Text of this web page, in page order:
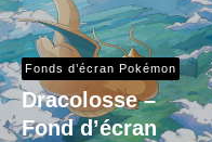
Fonds d’écran Pokémon
Dracolosse –
Fond d’écran